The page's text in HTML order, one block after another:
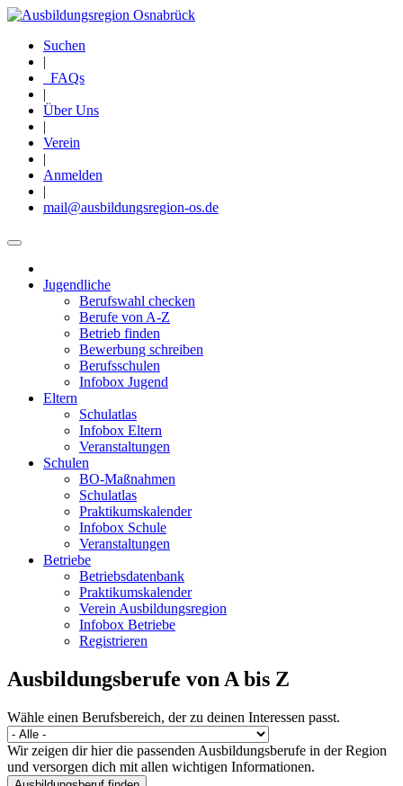
Direkt
Inhalt
Suchen
|
FAQs
|
Über Uns
|
Verein
|
Anmelden
|
mail@ausbildungsregion-os.de
Main
navigation
Jugendliche
Berufswahl checken
Berufe von A-Z
Betrieb finden
Bewerbung schreiben
Berufsschulen
Infobox Jugend
Eltern
Schulatlas
Infobox Eltern
Veranstaltungen
Schulen
BO-Maßnahmen
Schulatlas
Praktikumskalender
Infobox Schule
Veranstaltungen
Betriebe
Betriebsdatenbank
Praktikumskalender
Verein Ausbildungsregion
Infobox Betriebe
Registrieren
Ausbildungsberufe von A bis Z
Wähle einen Berufsbereich, der zu deinen Interessen passt.
Wir zeigen dir hier die passenden Ausbildungsberufe in der Region
und versorgen dich mit allen wichtigen Informationen.